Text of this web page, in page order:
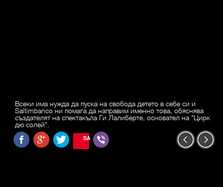
Всеки има нужда да пуска на свобода детето в себе си и
Saltimbanco ни помага да направим именно това, обяснява
създателят на спектакъла Ги Лалиберте, основател на "Цирк
дю солей".
SAVE